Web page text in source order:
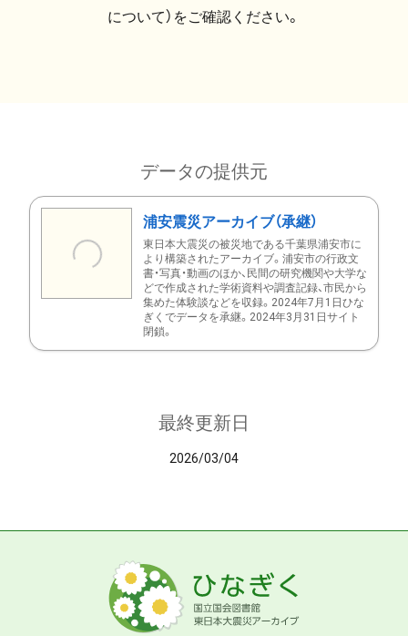
について）をご確認ください。
データの提供元
浦安震災アーカイブ（承継）
東日本大震災の被災地である千葉県浦安市に
より構築されたアーカイブ。浦安市の行政文
書・写真・動画のほか、民間の研究機関や大学な
どで作成された学術資料や調査記録、市民から
集めた体験談などを収録。2024年7月1日ひな
ぎくでデータを承継。2024年3月31日サイト
閉鎖。
最終更新日
2026/03/04